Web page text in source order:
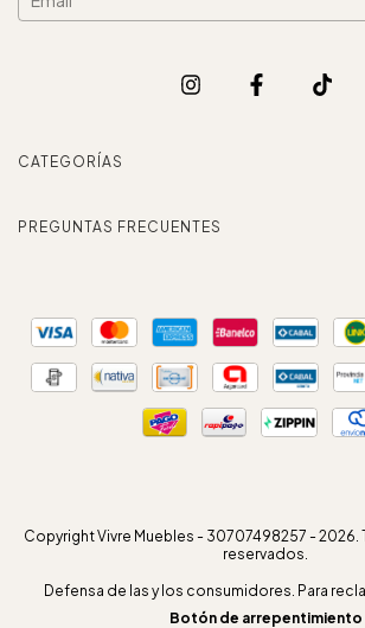
CATEGORÍAS
PREGUNTAS FRECUENTES
Copyright Vivre Muebles - 30707498257 -
reservados.
Defensa de las y los consumidores. Para
Botón de arrepentimiento